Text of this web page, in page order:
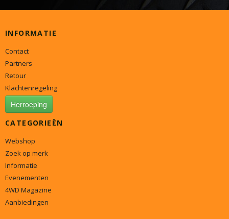
INFORMATIE
Contact
Partners
Retour
Klachtenregeling
Herroeping
CATEGORIEËN
Webshop
Zoek op merk
Informatie
Evenementen
4WD Magazine
Aanbiedingen